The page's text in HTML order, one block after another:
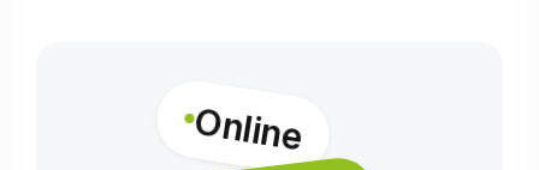
Online